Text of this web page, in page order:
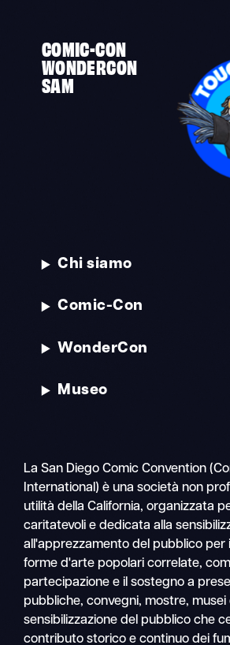
COMIC-CON
WONDERCON
SAM
Chi siamo
Comic-Con
WonderCon
Museo
La San Diego Comic Convention
International) è una società non
utilità della California, organizzata
caritatevoli e dedicata alla
all'apprezzamento del pubblico per
forme d'arte popolari correlate,
partecipazione e il sostegno a
pubbliche, convegni, mostre,
sensibilizzazione del pubblico che
contributo storico e continuo dei